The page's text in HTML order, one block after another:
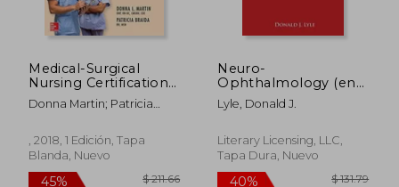
Medical-Surgical
Nursing Certification
(Mcgraw-Hill
Education get
Certification) (en
Inglés)
Donna Martin; Patricia
, 2018, 1 Edición, Tapa
Blanda, Nuevo
Neuro-
Ophthalmology (en
Inglés)
Lyle, Donald J.
Literary Licensing, LLC,
Tapa Dura, Nuevo